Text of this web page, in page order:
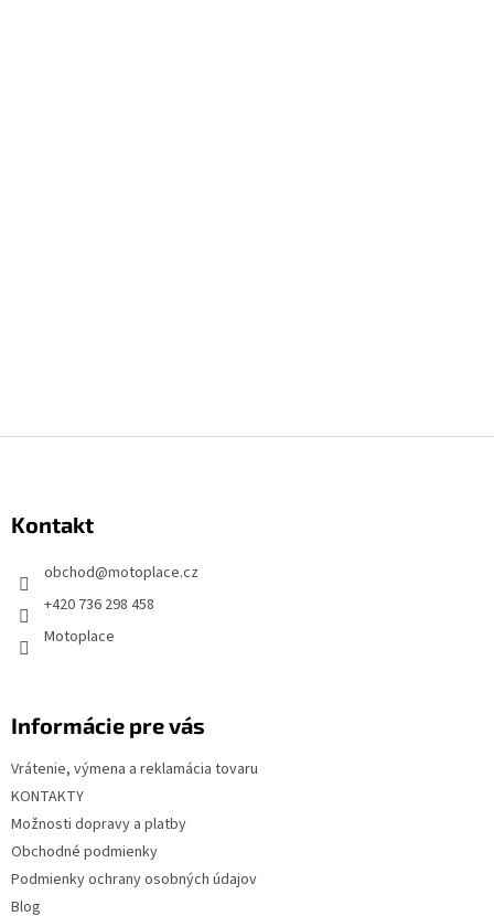
äKontakt
obchod@motoplace.cz
+420 736 298 458
Motoplace
Informácie pre vás
Vrátenie, výmena a reklamácia tovaru
KONTAKTY
Možnosti dopravy a platby
Obchodné podmienky
Podmienky ochrany osobných údajov
Blog